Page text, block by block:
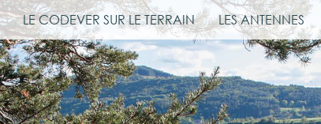
LE CODEVER SUR LE TERRAIN LES ANTENNES